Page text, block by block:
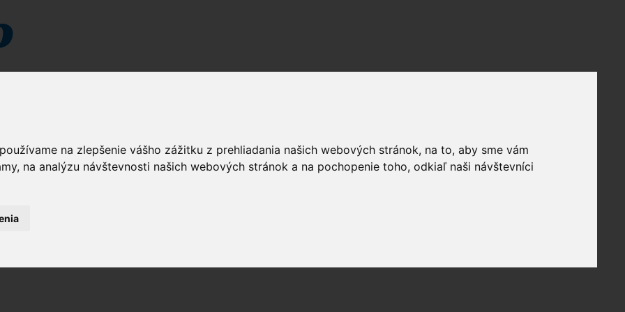
na zlepšenie vášho zážitku z prehliadania našich webových stránok, na to, aby sme vám
na analýzu návštevnosti našich webových stránok a na pochopenie toho, odkiaľ naši návštevníci